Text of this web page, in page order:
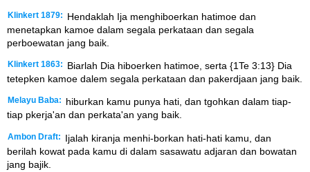
Klinkert 1879:
Hendaklah Ija menghiboerkan hatimoe dan
menetapkan kamoe dalam segala perkataan dan segala
perboewatan jang baik.
Klinkert 1863:
Biarlah Dia hiboerken hatimoe, serta {1Te 3:13} Dia
tetepken kamoe dalem segala perkataan dan pakerdjaan jang baik.
Melayu Baba:
hiburkan kamu punya hati, dan tgohkan dalam tiap-
tiap pkerja'an dan perkata'an yang baik.
Ambon Draft:
Ijalah kiranja menhi-borkan hati-hati kamu, dan
berilah kowat pada kamu di dalam sasawatu adjaran dan bowatan
jang bajik.